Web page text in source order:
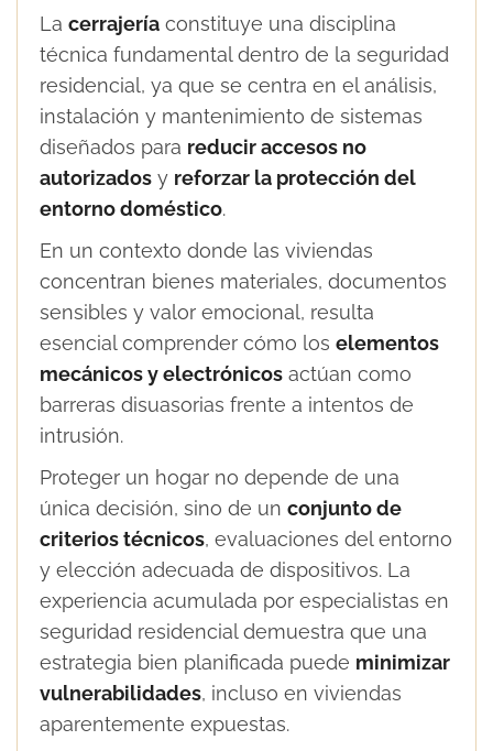
La cerrajería constituye una disciplina
técnica fundamental dentro de la seguridad
residencial, ya que se centra en el análisis,
instalación y mantenimiento de sistemas
diseñados para reducir accesos no
autorizados y reforzar la protección del
entorno doméstico.
En un contexto donde las viviendas
concentran bienes materiales, documentos
sensibles y valor emocional, resulta
esencial comprender cómo los elementos
mecánicos y electrónicos actúan como
barreras disuasorias frente a intentos de
intrusión.
Proteger un hogar no depende de una
única decisión, sino de un conjunto de
criterios técnicos, evaluaciones del entorno
y elección adecuada de dispositivos. La
experiencia acumulada por especialistas en
seguridad residencial demuestra que una
estrategia bien planificada puede minimizar
vulnerabilidades, incluso en viviendas
aparentemente expuestas.